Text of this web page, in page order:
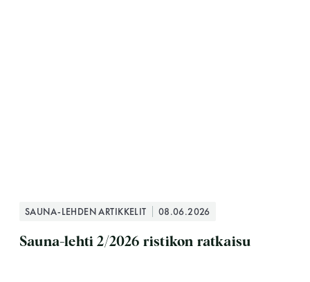
SAUNA-LEHDEN ARTIKKELIT 08.06.2026
Sauna-lehti 2/2026 ristikon ratkaisu